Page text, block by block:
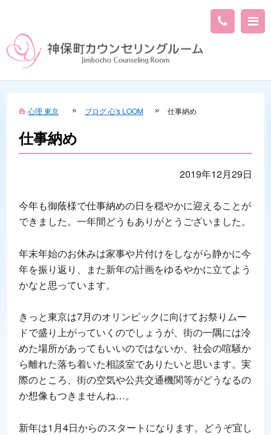
心理 東京 ブログ 心's LOOM 仕事納め
仕事納め
2019年12月29日
今年も御蔭様で仕事納めの日を穏やかに迎えることが
できました。一年間どうもありがとうございました。
年末年始のお休みは家事や片付けをしながら静かに今
年を振り返り、また新年の計画をゆるやかに立てよう
かなと思っています。
きっと東京は7月のオリンピックに向けてお祭りムー
ドで盛り上がっていくのでしょうが、街の一隅には冷
めた場所があってもいいのではないか、社会の喧騒か
ら離れた落ち着いた相談室でありたいと思います。実
際のところ、街の空気や公共交通機関等がどうなるの
か想像もつきませんね…。
新年は1月4日からのスタートになります。どうぞ宜し